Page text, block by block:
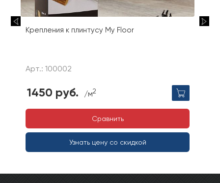
Крепления к плинтусу My Floor
Арт.: 100002
1450 руб. /м2
Сравнить
Узнать цену со скидкой